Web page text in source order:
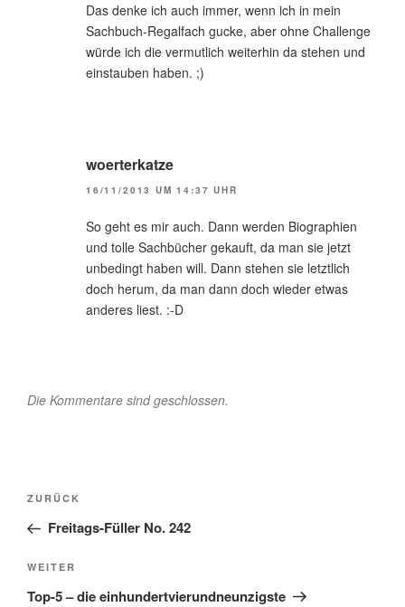
Das denke ich auch immer, wenn ich in mein
Sachbuch-Regalfach gucke, aber ohne Challenge
würde ich die vermutlich weiterhin da stehen und
einstauben haben. ;)
woerterkatze
16/11/2013 UM 14:37 UHR
So geht es mir auch. Dann werden Biographien
und tolle Sachbücher gekauft, da man sie jetzt
unbedingt haben will. Dann stehen sie letztlich
doch herum, da man dann doch wieder etwas
anderes liest. :-D
Die Kommentare sind geschlossen.
Beitragsnavigation
Vorheriger
Beitrag
ZURÜCK
Freitags-Füller No. 242
Nächster
Beitrag
WEITER
Top-5 – die einhundertvierundneunzigste